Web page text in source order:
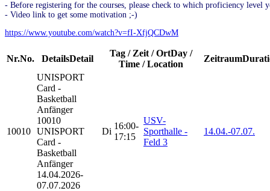
- Before registering for the courses, please check to which proficiency level
- Video link to get some motivation ;-)
https://www.youtube.com/watch?v=fI-XfjQCDwM
Nr.No. DetailsDetail
Tag / Zeit / OrtDay /
Time / Location
Zeitraum
10010
UNISPORT
Card -
Basketball
Anfänger
10010
UNISPORT
Card -
Basketball
Anfänger
14.04.2026-
07.07.2026
Di
16:00-
17:15
USV-
Sporthalle -
Feld 3
14.04.-07.07.